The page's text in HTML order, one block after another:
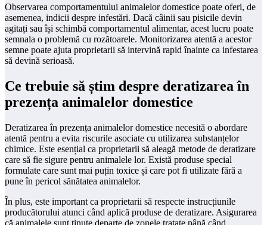
Observarea comportamentului animalelor domestice poate oferi, de
asemenea, indicii despre infestări. Dacă câinii sau pisicile devin
agitați sau își schimbă comportamentul alimentar, acest lucru poate
semnala o problemă cu rozătoarele. Monitorizarea atentă a acestor
semne poate ajuta proprietarii să intervină rapid înainte ca infestarea
să devină serioasă.
Ce trebuie să știm despre deratizarea în
prezența animalelor domestice
Deratizarea în prezența animalelor domestice necesită o abordare
atentă pentru a evita riscurile asociate cu utilizarea substanțelor
chimice. Este esențial ca proprietarii să aleagă metode de deratizare
care să fie sigure pentru animalele lor. Există produse special
formulate care sunt mai puțin toxice și care pot fi utilizate fără a
pune în pericol sănătatea animalelor.
În plus, este important ca proprietarii să respecte instrucțiunile
producătorului atunci când aplică produse de deratizare. Asigurarea
că animalele sunt ținute departe de zonele tratate până când